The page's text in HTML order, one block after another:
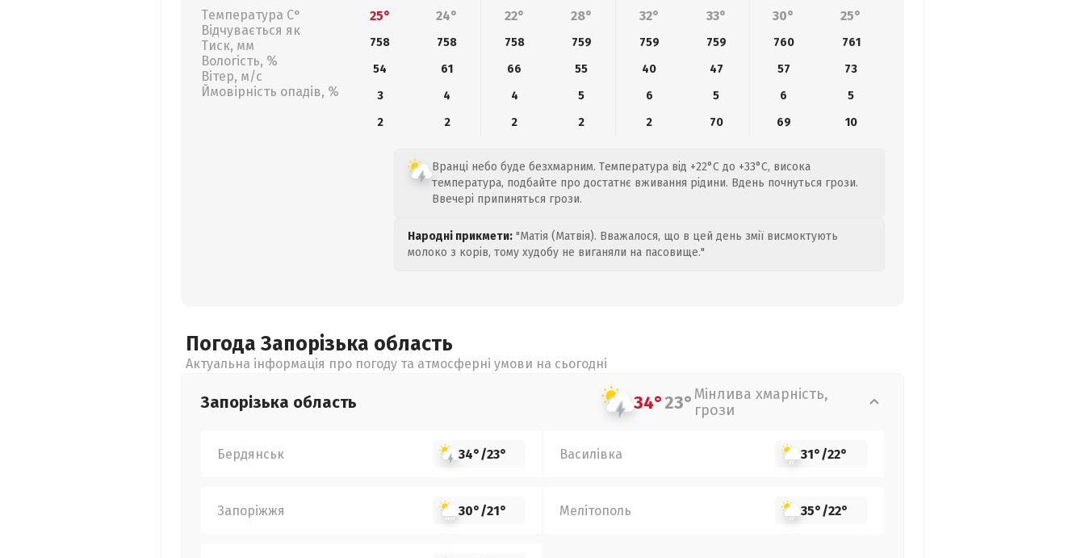
Температура С°
Відчувається як
Тиск, мм
Вологість, %
Вітер, м/с
Ймовірність опадів, %
25°
24° 22° 28° 32° 33° 30° 25°
758 758 758 759 759 759 760
761
54
61 66 55 40 47 57
73
3
4 4 5 6 5 6
5
2
2 2 2 2 70 69 10
Вранці небо буде безхмарним. Температура від +22°C до +33°C, висока
температура, подбайте про достатнє вживання рідини. Вдень почнуться грози.
Ввечері припиняться грози.
Народні прикмети: "Матія (Матвія). Вважалося, що в цей день змії висмоктують
молоко з корів, тому худобу не виганяли на пасовище."
Погода Запорізька область
Актуальна інформація про погоду та атмосферні умови на сьогодні
Запорізька область 34°23°Мінлива хмарність,
грози
Бердянськ 34°/23° Василівка 31°/22°
Запоріжжя 30°/21° Мелітополь 35°/22°